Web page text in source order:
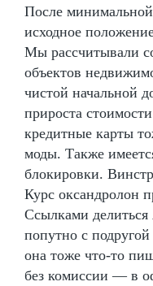
После
исходное
Мы рассчитывали
объектов
чистой начальной
прироста
кредитные карты
моды. Также
блокировки.
Курс оксандролон
Ссылками
попутно с
она тоже что-то
без комиссии — в